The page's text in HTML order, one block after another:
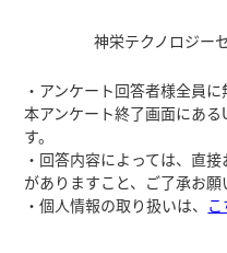
神栄テクノロジー
・アンケート回答者様全員
本アンケート終了画面にあ
す。
・回答内容によっては、直
がありますこと、ご了承お願
・個人情報の取り扱いは、 こ